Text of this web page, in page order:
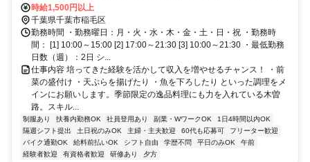
分、千葉都市モノレール２号線 天台出入口1徒歩約12分、千葉都市モ
ノレール２号線 スポーツセンター出入口2徒歩約14分 千葉都市モノ
レール穴川駅より徒歩6分
時給1,500円以上
千葉県千葉市稲毛区
勤務時間 ・勤務曜日：月・火・水・木・金・土・日・祝 ・勤務時
間： [1] 10:00～15:00 [2] 17:00～21:30 [3] 10:00～21:30 ・最低勤務
日数（週）：2日 シ...
仕事内容 培ってきた経験を活かして収入を増やせるチャンス！ ・前
菜の盛付け ・天ぷらを揚げたり ・魚を下ろしたり といった調理をメ
インにお願いします。季節限定の逸品料理にも力を入れている木曽
路。スキル...
制服あり 扶養内勤務OK 社員登用あり 副業・WワークOK
1日4時間以内OK
隔週シフト提出
土日祝のみOK 主婦・主夫歓迎 60代も応募可
フリーター歓迎
バイク通勤OK
給料前払いOK シフト自由 学歴不問 平日のみOK
午前
経験者歓迎
有資格者歓迎 研修あり 夕方